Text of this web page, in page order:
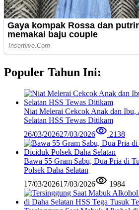
Populer Tahun Ini:
Niat Melerai Cekcok Anak dan Ibu,
Selatan HSS Tewas Ditikam
26/03/202627/03/2026 2138
Bawa 55 Gram Sabu, Dua Pria di
Polsek Daha Selatan
17/03/202617/03/2026 1984